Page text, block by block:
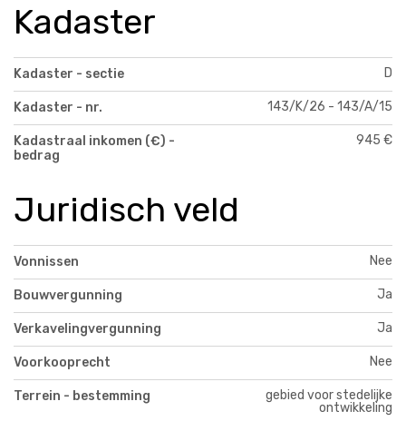
Kadaster
Kadaster - sectie D
Kadaster - nr. 143/K/26 - 143/A/15
Kadastraal inkomen (€) -
bedrag
945 €
Juridisch veld
Vonnissen Nee
Bouwvergunning Ja
Verkavelingvergunning Ja
Voorkooprecht Nee
Terrein - bestemming
gebied voor stedelijke
ontwikkeling